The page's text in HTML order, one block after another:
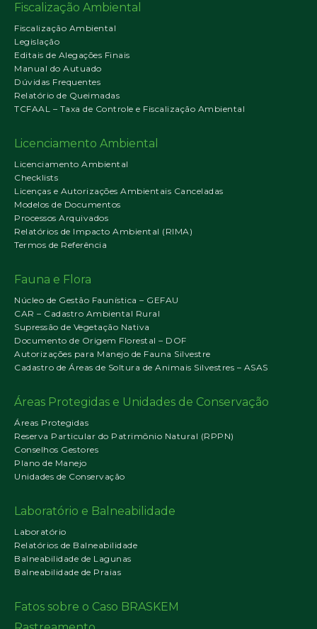
Fiscalização Ambiental
Fiscalização Ambiental
Legislação
Editais de Alegações Finais
Manual do Autuado
Dúvidas Frequentes
Relatório de Queimadas
TCFAAL – Taxa de Controle e Fiscalização Ambiental
Licenciamento Ambiental
Licenciamento Ambiental
Checklists
Licenças e Autorizações Ambientais Canceladas
Modelos de Documentos
Processos Arquivados
Relatórios de Impacto Ambiental (RIMA)
Termos de Referência
Fauna e Flora
Núcleo de Gestão Faunística – GEFAU
CAR – Cadastro Ambiental Rural
Supressão de Vegetação Nativa
Documento de Origem Florestal – DOF
Autorizações para Manejo de Fauna Silvestre
Cadastro de Áreas de Soltura de Animais Silvestres – ASAS
Áreas Protegidas e Unidades de Conservação
Áreas Protegidas
Reserva Particular do Patrimônio Natural (RPPN)
Conselhos Gestores
Plano de Manejo
Unidades de Conservação
Laboratório e Balneabilidade
Laboratório
Relatórios de Balneabilidade
Balneabilidade de Lagunas
Balneabilidade de Praias
Fatos sobre o Caso BRASKEM